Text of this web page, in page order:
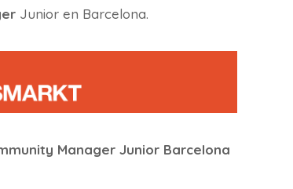
Junior en Barcelona.
Manager Junior Barcelona